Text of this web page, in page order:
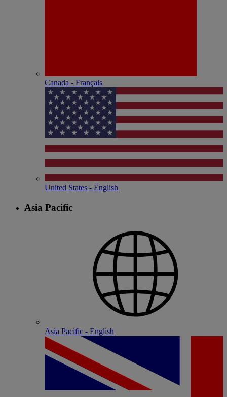
Canada - Français
United States - English
Asia Pacific
Asia Pacific - English